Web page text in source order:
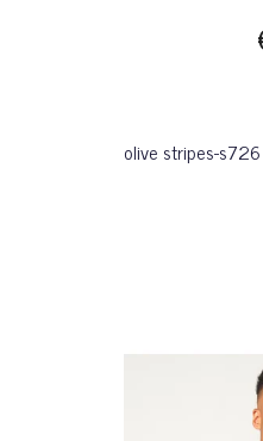
olive stripes-s726